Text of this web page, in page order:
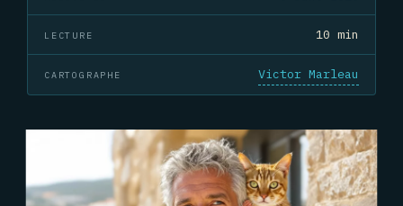
LECTURE 10 min
CARTOGRAPHE Victor Marleau